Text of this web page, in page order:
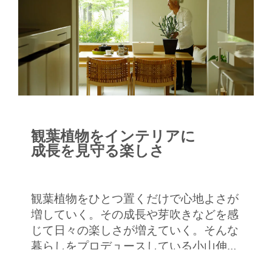
観葉植物をインテリアに
成長を見守る楽しさ
観葉植物をひとつ置くだけで心地よさが
増していく。その成長や芽吹きなどを感
じて日々の楽しさが増えていく。そんな
暮らしをプロデュースしている小山伸一